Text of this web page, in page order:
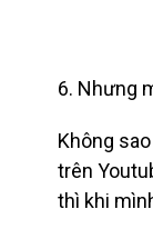
6. Nhưng
Không
trên
thì khi